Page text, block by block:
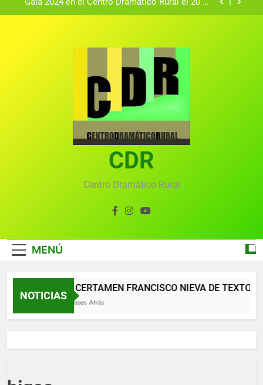
Gala 2024 en el Centro Dramático Rural el 20 de
convocado por el Centro Dramático Rural de Mira
(Cuenca)
Gala anual virtual del Centro Dramático Rural de
Gala del Centro Dramático Rural 2025
Gala 2024 en el Centro Dramático Rural el 20 de
Textos seleccionados en el VI Certamen
Francisco Nieva de piezas breves teatrales
convocado por el Centro Dramático Rural de Mira
Gala anual virtual del Centro Dramático Rural de
CDR
Centro Dramático Rural
MENÚ
NOTICIAS
XII CERTAMEN FRANCISCO NIEVA DE TEXTOS
2 Meses Atrás